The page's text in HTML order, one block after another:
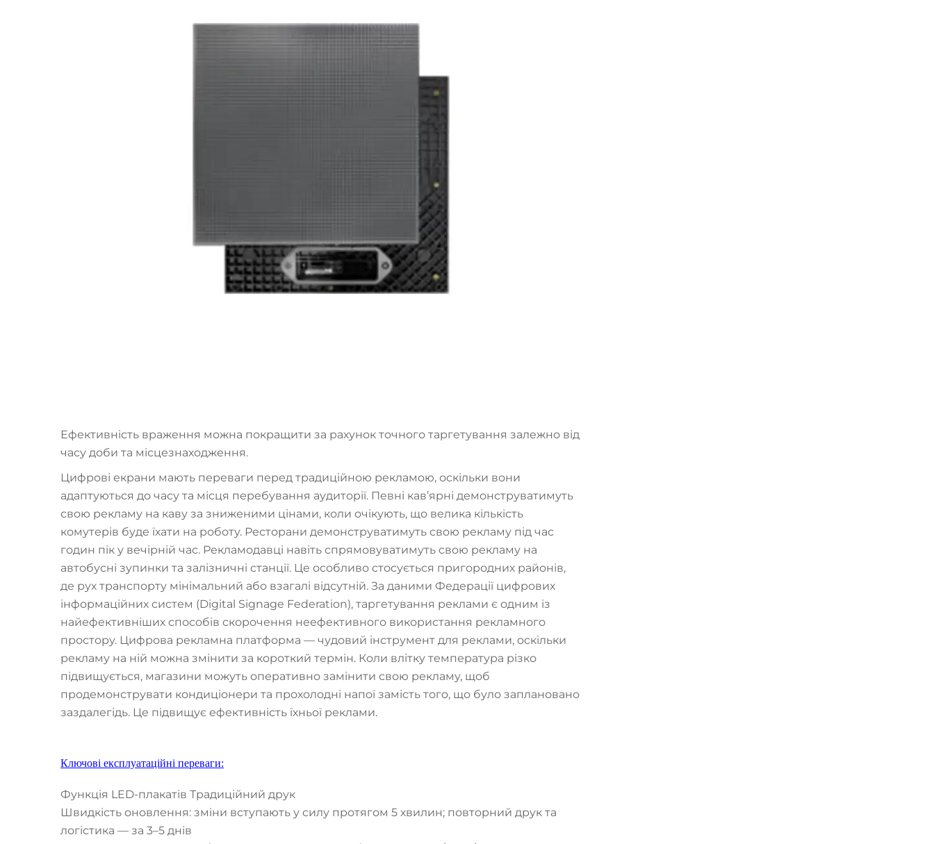
Ефективність враження можна покращити за рахунок точного таргетування залежно від
часу доби та місцезнаходження.
Цифрові екрани мають переваги перед традиційною рекламою, оскільки вони
адаптуються до часу та місця перебування аудиторії. Певні кав’ярні демонструватимуть
свою рекламу на каву за зниженими цінами, коли очікують, що велика кількість
комутерів буде їхати на роботу. Ресторани демонструватимуть свою рекламу під час
годин пік у вечірній час. Рекламодавці навіть спрямовуватимуть свою рекламу на
автобусні зупинки та залізничні станції. Це особливо стосується пригородних районів,
де рух транспорту мінімальний або взагалі відсутній. За даними Федерації цифрових
інформаційних систем (Digital Signage Federation), таргетування реклами є одним із
найефективніших способів скорочення неефективного використання рекламного
простору. Цифрова рекламна платформа — чудовий інструмент для реклами, оскільки
рекламу на ній можна змінити за короткий термін. Коли влітку температура різко
підвищується, магазини можуть оперативно замінити свою рекламу, щоб
продемонструвати кондиціонери та прохолодні напої замість того, що було заплановано
заздалегідь. Це підвищує ефективність їхньої реклами.
Ключові експлуатаційні переваги:
Функція LED-плакатів Традиційний друк
Швидкість оновлення: зміни вступають у силу протягом 5 хвилин; повторний друк та
логістика — за 3–5 днів